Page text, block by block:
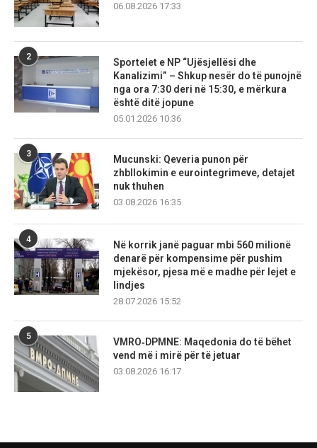
06.08.2026 17:33
2
Sportelet e NP “Ujësjellësi dhe
Kanalizimi” – Shkup nesër do të punojnë
nga ora 7:30 deri në 15:30, e mërkura
është ditë jopune
05.01.2026 10:36
3
Mucunski: Qeveria punon për
zhbllokimin e eurointegrimeve, detajet
nuk thuhen
03.08.2026 16:35
4
Në korrik janë paguar mbi 560 milionë
denarë për kompensime për pushim
mjekësor, pjesa më e madhe për lejet e
lindjes
28.07.2026 15:52
5
VMRO‑DPMNE: Maqedonia do të bëhet
vend më i mirë për të jetuar
03.08.2026 16:17